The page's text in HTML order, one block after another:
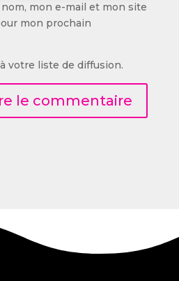
mon e-mail et mon site
mon prochain
votre liste de diffusion.
le commentaire